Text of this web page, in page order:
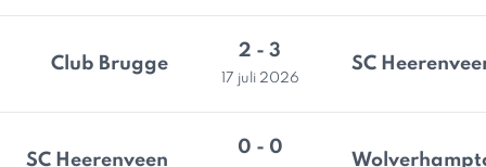
Club Brugge
2 - 3
17 juli 2026
SC
SC Heerenveen
0 - 0